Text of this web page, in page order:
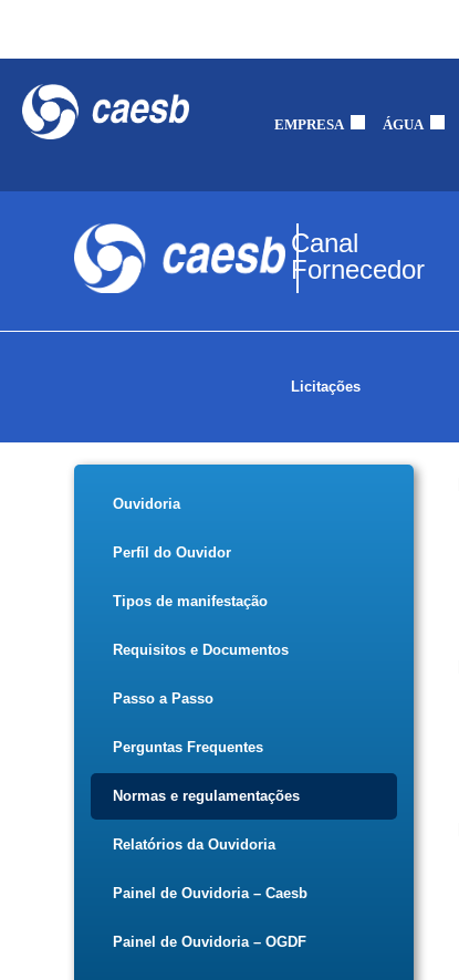
EMPRESA ÁGUA
Canal
Fornecedor
Licitações
Ouvidoria
Perfil do Ouvidor
Tipos de manifestação
Requisitos e Documentos
Passo a Passo
Perguntas Frequentes
Normas e regulamentações
Relatórios da Ouvidoria
Painel de Ouvidoria – Caesb
Painel de Ouvidoria – OGDF